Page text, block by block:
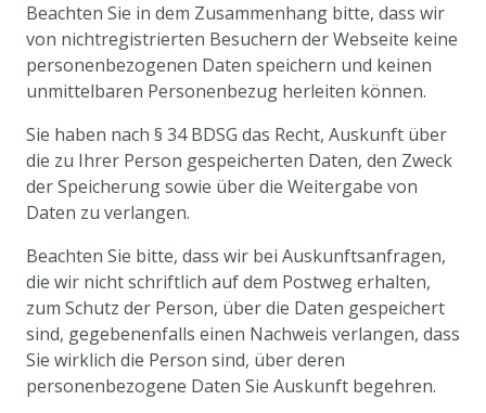
Beachten Sie in dem Zusammenhang bitte, dass wir
von nichtregistrierten Besuchern der Webseite keine
personenbezogenen Daten speichern und keinen
unmittelbaren Personenbezug herleiten können.
Sie haben nach § 34 BDSG das Recht, Auskunft über
die zu Ihrer Person gespeicherten Daten, den Zweck
der Speicherung sowie über die Weitergabe von
Daten zu verlangen.
Beachten Sie bitte, dass wir bei Auskunftsanfragen,
die wir nicht schriftlich auf dem Postweg erhalten,
zum Schutz der Person, über die Daten gespeichert
sind, gegebenenfalls einen Nachweis verlangen, dass
Sie wirklich die Person sind, über deren
personenbezogene Daten Sie Auskunft begehren.